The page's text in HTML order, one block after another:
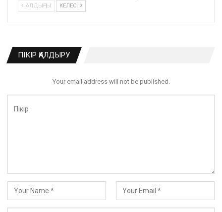
АЛДЫҢҒЫ КЕЛЕСІ
ПІКІР ҚАЛДЫРУ
Your email address will not be published.